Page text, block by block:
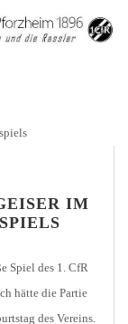
IM
Spiel des 1. CfR
hätte die Partie
des Vereins.